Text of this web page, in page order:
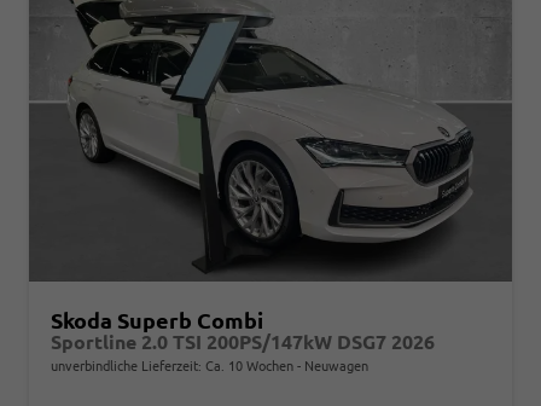
Skoda Superb Combi
Sportline 2.0 TSI 200PS/147kW DSG7 2026
unverbindliche Lieferzeit: Ca. 10 Wochen Neuwagen